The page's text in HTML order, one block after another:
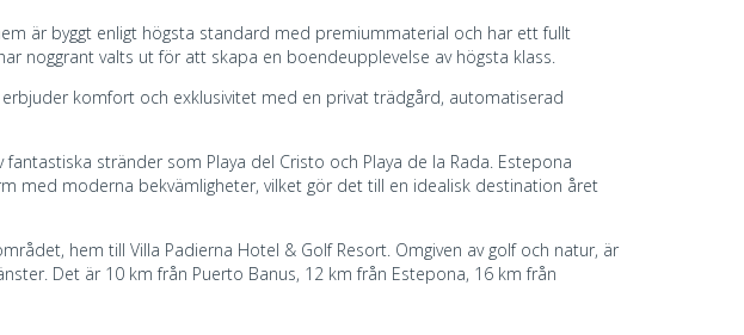
är byggt enligt högsta standard med premiummaterial och har ett fullt
noggrant valts ut för att skapa en boendeupplevelse av högsta klass.
komfort och exklusivitet med en privat trädgård, automatiserad
stränder som Playa del Cristo och Playa de la Rada. Estepona
med moderna bekvämligheter, vilket gör det till en idealisk destination året
hem till Villa Padierna Hotel & Golf Resort. Omgiven av golf och natur, är
Det är 10 km från Puerto Banus, 12 km från Estepona, 16 km från